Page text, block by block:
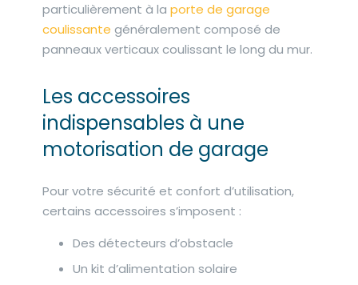
particulièrement à laporte de garage
coulissante généralement composé de
panneaux verticaux coulissant le long du mur.
Les accessoires
indispensables à une
motorisation de garage
Pour votre sécurité et confort d’utilisation,
certains accessoires s’imposent :
Des détecteurs d’obstacle
Un kit d’alimentation solaire